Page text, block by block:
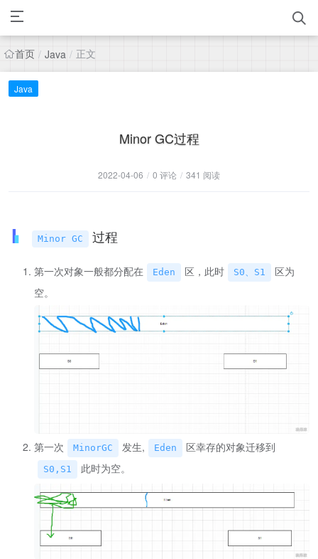
首页 / Java / 正文
Java
Minor GC过程
2022-04-06 / 0 评论 / 341 阅读
Minor GC 过程
第一次对象一般都分配在 Eden 区，此时 S0、S1
区为
空。
第一次 MinorGC 发生, Eden 区幸存的对象迁移到
S0,S1 此时为空。